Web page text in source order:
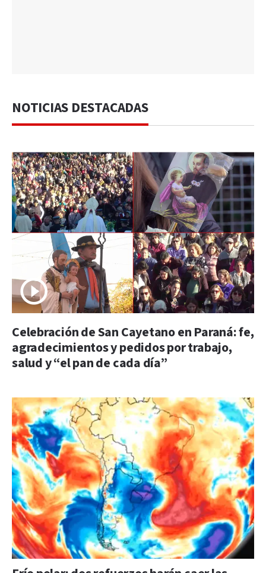
NOTICIAS DESTACADAS
Celebración de San Cayetano en Paraná: fe,
agradecimientos y pedidos por trabajo,
salud y “el pan de cada día”